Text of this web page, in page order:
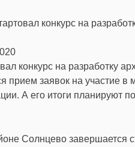
конкурс на разработку
прием заявок на участие
А его итоги планируют